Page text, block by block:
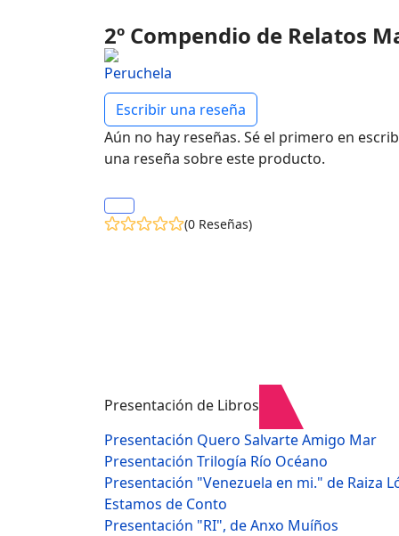
2º Compendio de Relatos
Escribir una reseña
Aún no hay reseñas. Sé el primero en
una reseña sobre este producto.
(0 Reseñas)
Presentación de Libros
Presentación Quero Salvarte Amigo Mar
Presentación Trilogía Río Océano
Presentación "Venezuela en mi." de Raiza
Estamos de Conto
Presentación "RI", de Anxo Muíños